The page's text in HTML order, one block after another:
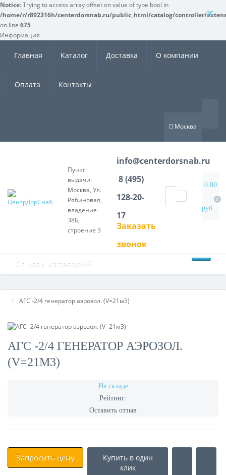
Notice: Trying to access array offset on value of type bool in
/home/r/r892316h/centerdorsnab.ru/public_html/catalog/controller/
on line 675
Информация
×
Главная Каталог Доставка О компании
Оплата Контакты
Москва
Пункт
выдачи:
Москва, Ул.
Рябиновая,
владение
38Б,
строение 3
info@centerdorsnab.ru
8 (495)
128-20-
17
Заказать
звонок
0.00
руб.
0
Список категорий
АГС -2/4 генератор аэрозол. (V=21м3)
АГС -2/4 ГЕНЕРАТОР АЭРОЗОЛ.
(V=21М3)
На складе
Рейтинг:
Оставить отзыв
Запросить цену
Купить в один
клик